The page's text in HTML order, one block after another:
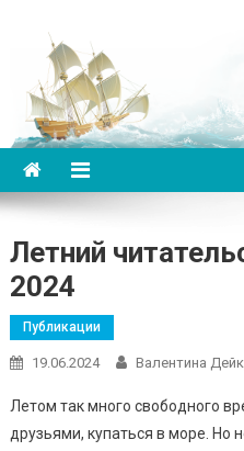
Летний
2024
Публикации
19.06.2024 Валентина
Летом так много свободного
друзьями, купаться в море. Но